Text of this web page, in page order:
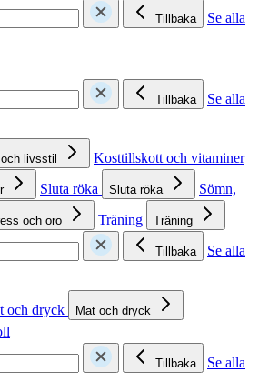
Tillbaka
Se alla
Tillbaka
Se alla
livsstil Kosttillskott och vitaminer
Sluta röka Sluta röka
Sömn,
och oro Träning Träning
Tillbaka
Se alla
och dryck Mat och dryck
Tillbaka
Se alla